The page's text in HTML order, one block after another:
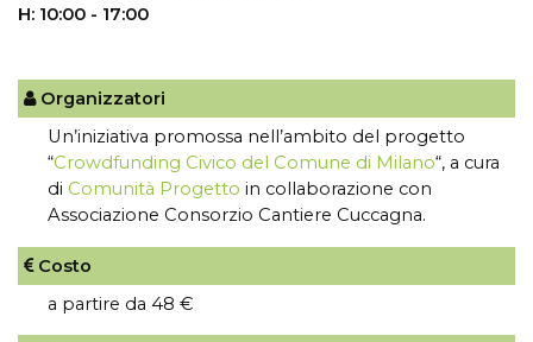
H: 10:00 - 17:00
Organizzatori
Un’iniziativa promossa nell’ambito del progetto
“Crowdfunding Civico del Comune di Milano“, a cura
di Comunità Progetto in collaborazione con
Associazione Consorzio Cantiere Cuccagna.
Costo
a partire da 48 €